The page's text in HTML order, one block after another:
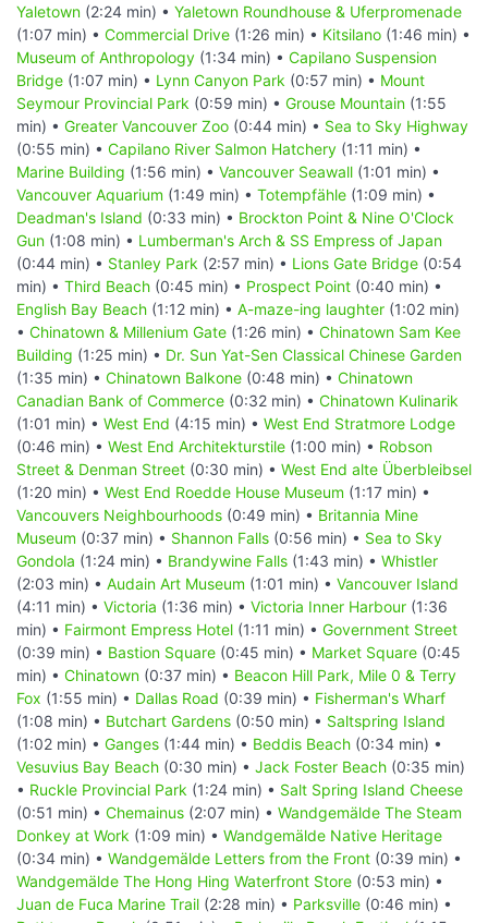
Yaletown (2:24 min) • Yaletown Roundhouse & Uferpromenade
(1:07 min) • Commercial Drive (1:26 min) • Kitsilano (1:46 min) •
Museum of Anthropology (1:34 min) • Capilano Suspension
Bridge (1:07 min) • Lynn Canyon Park (0:57 min) • Mount
Seymour Provincial Park (0:59 min) • Grouse Mountain (1:55
min) • Greater Vancouver Zoo (0:44 min) • Sea to Sky Highway
(0:55 min) • Capilano River Salmon Hatchery (1:11 min) •
Marine Building (1:56 min) • Vancouver Seawall (1:01 min) •
Vancouver Aquarium (1:49 min) • Totempfähle (1:09 min) •
Deadman's Island (0:33 min) • Brockton Point & Nine O'Clock
Gun (1:08 min) • Lumberman's Arch & SS Empress of Japan
(0:44 min) • Stanley Park (2:57 min) • Lions Gate Bridge (0:54
min) • Third Beach (0:45 min) • Prospect Point (0:40 min) •
English Bay Beach (1:12 min) • A-maze-ing laughter (1:02 min)
• Chinatown & Millenium Gate (1:26 min) • Chinatown Sam Kee
Building (1:25 min) • Dr. Sun Yat-Sen Classical Chinese Garden
(1:35 min) • Chinatown Balkone (0:48 min) • Chinatown
Canadian Bank of Commerce (0:32 min) • Chinatown Kulinarik
(1:01 min) • West End (4:15 min) • West End Stratmore Lodge
(0:46 min) • West End Architekturstile (1:00 min) • Robson
Street & Denman Street (0:30 min) • West End alte Überbleibsel
(1:20 min) • West End Roedde House Museum (1:17 min) •
Vancouvers Neighbourhoods (0:49 min) • Britannia Mine
Museum (0:37 min) • Shannon Falls (0:56 min) • Sea to Sky
Gondola (1:24 min) • Brandywine Falls (1:43 min) • Whistler
(2:03 min) • Audain Art Museum (1:01 min) • Vancouver Island
(4:11 min) • Victoria (1:36 min) • Victoria Inner Harbour (1:36
min) • Fairmont Empress Hotel (1:11 min) • Government Street
(0:39 min) • Bastion Square (0:45 min) • Market Square (0:45
min) • Chinatown (0:37 min) • Beacon Hill Park, Mile 0 & Terry
Fox (1:55 min) • Dallas Road (0:39 min) • Fisherman's Wharf
(1:08 min) • Butchart Gardens (0:50 min) • Saltspring Island
(1:02 min) • Ganges (1:44 min) • Beddis Beach (0:34 min) •
Vesuvius Bay Beach (0:30 min) • Jack Foster Beach (0:35 min)
• Ruckle Provincial Park (1:24 min) • Salt Spring Island Cheese
(0:51 min) • Chemainus (2:07 min) • Wandgemälde The Steam
Donkey at Work (1:09 min) • Wandgemälde Native Heritage
(0:34 min) • Wandgemälde Letters from the Front (0:39 min) •
Wandgemälde The Hong Hing Waterfront Store (0:53 min) •
Juan de Fuca Marine Trail (2:28 min) • Parksville (0:46 min) •